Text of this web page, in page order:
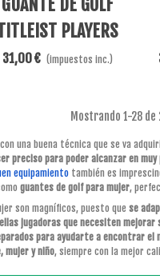
PLAYERS
LADY
31,00 € (impuestos inc.)
Mostrando 1-28
una buena técnica que se va
preciso para poder alcanzar en
equipamiento también es
guantes de golf para mujer,
son magníficos, puesto que se
jugadoras que necesiten mejorar
para ayudarte a encontrar el
mujer y niño, siempre con la mejor